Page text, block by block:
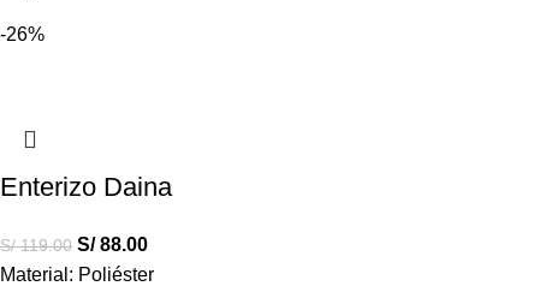
-26%
Enterizo Daina
S/119.00 S/88.00
Material: Poliéster